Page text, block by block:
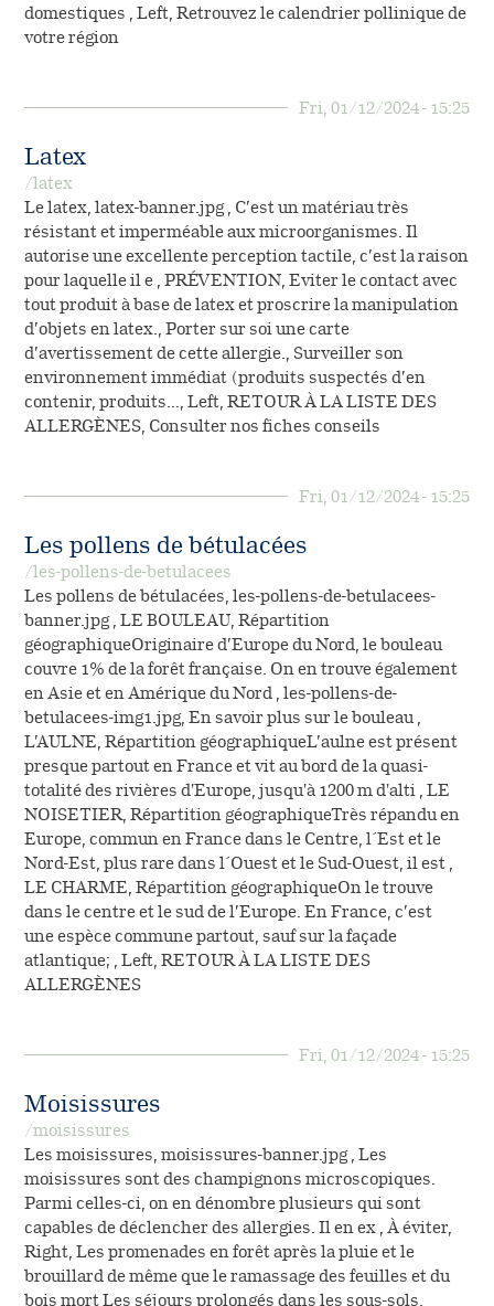
domestiques , Left, Retrouvez le calendrier pollinique de
votre région
Fri, 01/12/2024 - 15:25
Latex
/latex
Le latex, latex-banner.jpg , C’est un matériau très
résistant et imperméable aux microorganismes. Il
autorise une excellente perception tactile, c’est la raison
pour laquelle il e , PRÉVENTION, Eviter le contact avec
tout produit à base de latex et proscrire la manipulation
d’objets en latex., Porter sur soi une carte
d’avertissement de cette allergie., Surveiller son
environnement immédiat (produits suspectés d’en
contenir, produits…, Left, RETOUR À LA LISTE DES
ALLERGÈNES, Consulter nos fiches conseils
Fri, 01/12/2024 - 15:25
Les pollens de bétulacées
/les-pollens-de-betulacees
Les pollens de bétulacées, les-pollens-de-betulacees-
banner.jpg , LE BOULEAU, Répartition
géographiqueOriginaire d’Europe du Nord, le bouleau
couvre 1% de la forêt française. On en trouve également
en Asie et en Amérique du Nord , les-pollens-de-
betulacees-img1.jpg, En savoir plus sur le bouleau ,
L’AULNE, Répartition géographiqueL’aulne est présent
presque partout en France et vit au bord de la quasi-
totalité des rivières d'Europe, jusqu'à 1200 m d'alti , LE
NOISETIER, Répartition géographiqueTrès répandu en
Europe, commun en France dans le Centre, l´Est et le
Nord-Est, plus rare dans l´Ouest et le Sud-Ouest, il est ,
LE CHARME, Répartition géographiqueOn le trouve
dans le centre et le sud de l’Europe. En France, c’est
une espèce commune partout, sauf sur la façade
atlantique; , Left, RETOUR À LA LISTE DES
ALLERGÈNES
Fri, 01/12/2024 - 15:25
Moisissures
/moisissures
Les moisissures, moisissures-banner.jpg , Les
moisissures sont des champignons microscopiques.
Parmi celles-ci, on en dénombre plusieurs qui sont
capables de déclencher des allergies. Il en ex , À éviter,
Right, Les promenades en forêt après la pluie et le
brouillard de même que le ramassage des feuilles et du
bois mort Les séjours prolongés dans les sous-sols,